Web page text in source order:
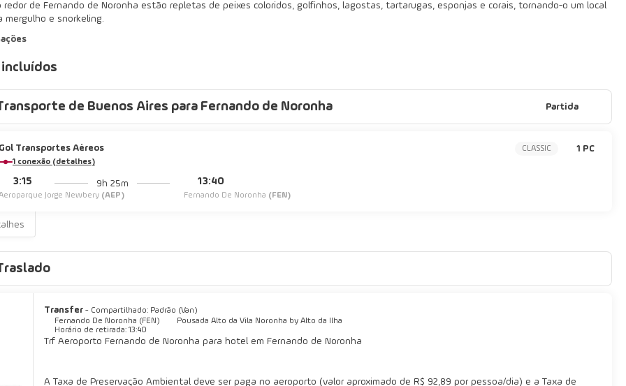
redor de Fernando de Noronha estão repletas de peixes coloridos, golfinhos, lagostas, tartarugas, esponjas e corais, tornando-o um local
mergulho e snorkeling.
de Buenos Aires para Fernando de Noronha Partida
Gol Transportes Aéreos
1 conexão (detalhes)
3:15
Jorge Newbery (AEP)
9h 25m 13:40
Fernando De Noronha (FEN)
CLASSIC 1 PC
Transfer - Compartilhado: Padrão (Van)
Fernando De Noronha (FEN)
Pousada Alto da Vila Noronha by Alto da Ilha
Horário de retirada: 13:40
Trf Aeroporto Fernando de Noronha para hotel em Fernando de Noronha
A Taxa de Preservação Ambiental deve ser paga no aeroporto (valor aproximado de R$ 92,89 por pessoa/dia) e a Taxa de